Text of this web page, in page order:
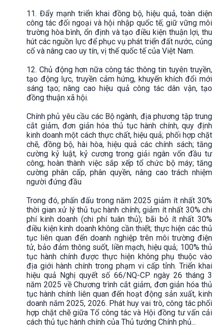
11. Đẩy mạnh triển khai đồng bộ, hiệu quả, toàn diện
công tác đối ngoại và hội nhập quốc tế; giữ vững môi
trường hòa bình, ổn định và tạo điều kiện thuận lợi, thu
hút các nguồn lực để phục vụ phát triển đất nước, củng
cố và nâng cao uy tín, vị thế quốc tế của Việt Nam.
12. Chủ động hơn nữa công tác thông tin tuyên truyền,
tạo động lực, truyền cảm hứng, khuyến khích đổi mới
sáng tạo; nâng cao hiệu quả công tác dân vận, tạo
đồng thuận xã hội.
Chính phủ yêu cầu các Bộ ngành, địa phương tập trung
cắt giảm, đơn giản hóa thủ tục hành chính, quy định
kinh doanh một cách thực chất, hiệu quả; phối hợp chặt
chẽ, đồng bộ, hài hòa, hiệu quả các chính sách; tăng
cường kỷ luật, kỷ cương trong giải ngân vốn đầu tư
công; hoàn thành việc sắp xếp tổ chức bộ máy; tăng
cường phân cấp, phân quyền, nâng cao trách nhiệm
người đứng đầu
Trong đó, phấn đấu trong năm 2025 giảm ít nhất 30%
thời gian xử lý thủ tục hành chính; giảm ít nhất 30% chi
phí kinh doanh (chi phí tuân thủ); bãi bỏ ít nhất 30%
điều kiện kinh doanh không cần thiết; thực hiện các thủ
tục liên quan đến doanh nghiệp trên môi trường điện
tử, bảo đảm thông suốt, liền mạch, hiệu quả; 100% thủ
tục hành chính được thực hiện không phụ thuộc vào
địa giới hành chính trong phạm vi cấp tỉnh. Triển khai
hiệu quả Nghị quyết số 66/NQ-CP ngày 26 tháng 3
năm 2025 về Chương trình cắt giảm, đơn giản hóa thủ
tục hành chính liên quan đến hoạt động sản xuất, kinh
doanh năm 2025, 2026. Phát huy vai trò, công tác phối
hợp chặt chẽ giữa Tổ công tác và Hội đồng tư vấn cải
cách thủ tục hành chính của Thủ tướng Chính phủ...